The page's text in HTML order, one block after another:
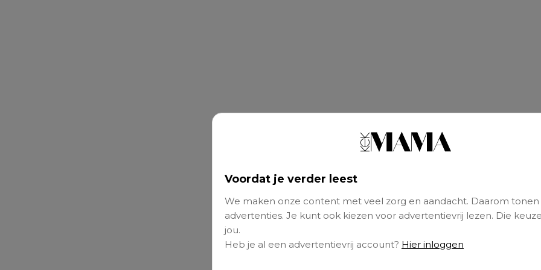
Voordat je verder leest
We maken onze content met veel zorg en aandacht. Daarom tonen
advertenties. Je kunt ook kiezen voor advertentievrij lezen. Die
jou.
Heb je al een advertentievrij account? Hier inloggen